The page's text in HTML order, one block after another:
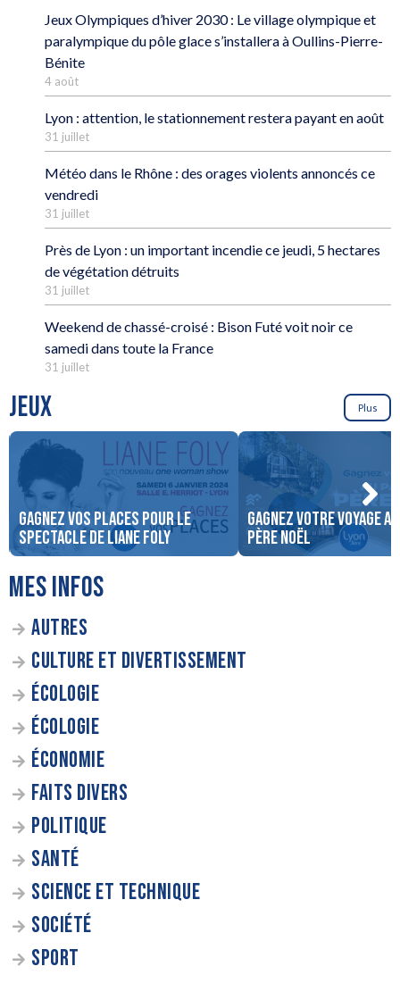
Jeux Olympiques d’hiver 2030 : Le village olympique et
paralympique du pôle glace s’installera à Oullins-Pierre-
Bénite
4 août
Lyon : attention, le stationnement restera payant en août
31 juillet
Météo dans le Rhône : des orages violents annoncés ce
vendredi
31 juillet
Près de Lyon : un important incendie ce jeudi, 5 hectares
de végétation détruits
31 juillet
Weekend de chassé-croisé : Bison Futé voit noir ce
samedi dans toute la France
31 juillet
JEUX Plus
Gagnez vos places pour le
spectacle de Liane Foly
Gagnez votre voyage
Père Noël
MES INFOS
AUTRES
CULTURE ET DIVERTISSEMENT
ÉCOLOGIE
ÉCOLOGIE
ÉCONOMIE
FAITS DIVERS
POLITIQUE
SANTÉ
SCIENCE ET TECHNIQUE
SOCIÉTÉ
SPORT